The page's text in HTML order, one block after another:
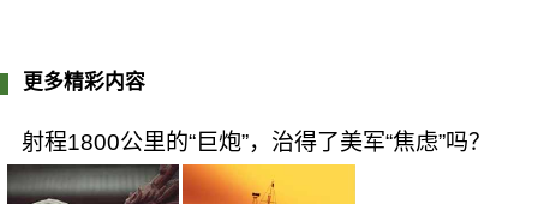
更多精彩内容
射程1800公里的“巨炮”，治得了美军“焦虑”吗？